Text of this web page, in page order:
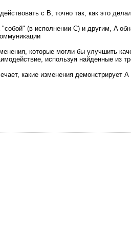
с B, точно так, как это
(в исполнении C) и другим, A
которые могли бы улучшить
используя найденные из
какие изменения демонстрирует